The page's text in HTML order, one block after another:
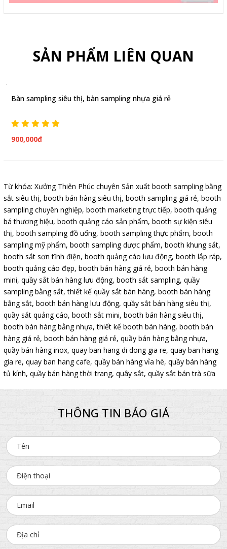
SẢN PHẨM LIÊN QUAN
Bàn sampling siêu thị, bàn sampling nhựa giá rẻ
900,000đ
Từ khóa: Xưởng Thiên Phúc chuyên Sản xuất booth sampling bằng
sắt siêu thị, booth bán hàng siêu thị, booth sampling giá rẻ, booth
sampling chuyên nghiệp, booth marketing trực tiếp, booth quảng
bá thương hiệu, booth quảng cáo sản phẩm, booth sự kiện siêu
thị, booth sampling đồ uống, booth sampling thực phẩm, booth
sampling mỹ phẩm, booth sampling dược phẩm, booth khung sắt,
booth sắt sơn tĩnh điện, booth quảng cáo lưu động, booth lắp ráp,
booth quảng cáo đẹp, booth bán hàng giá rẻ, booth bán hàng
mini, quầy sắt bán hàng lưu động, booth sắt sampling, quầy
sampling bằng sắt,thiết kế quầy sắt bán hàng, booth bán hàng
bằng sắt, booth bán hàng lưu động, quầy sắt bán hàng siêu thị,
quầy sắt quảng cáo, booth sắt mini, booth bán hàng siêu thị,
booth bán hàng bằng nhựa,thiết kế booth bán hàng, booth bán
hàng giá rẻ, booth bán hàng giá rẻ, quầy bán hàng bằng nhựa,
quầy bán hàng inox, quay ban hang di dong gia re, quay ban hang
gia re, quay ban hang cafe, quầy bán hàng vỉa hè, quầy bán hàng
tủ kính, quầy bán hàng thời trang, quây sắt, quầy sắt bán trà sữa
THÔNG TIN BÁO GIÁ